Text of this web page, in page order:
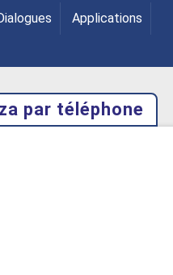
Applications
par téléphone